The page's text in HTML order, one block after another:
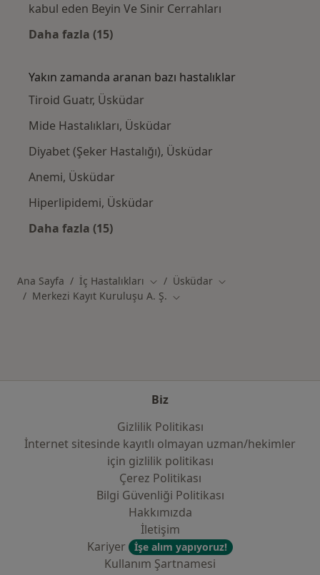
kabul eden Beyin Ve Sinir Cerrahları
Daha fazla (15)
Yakın zamanda aranan bazı hastalıklar
Tiroid Guatr, Üsküdar
Mide Hastalıkları, Üsküdar
Diyabet (Şeker Hastalığı), Üsküdar
Anemi, Üsküdar
Hiperlipidemi, Üsküdar
Daha fazla (15)
Ana Sayfa İç Hastalıkları Şehir değiştir
Üsküdar Şehir değiştir
Merkezi Kayıt Kuruluşu A. Ş. Şehir değiştir
Biz
Gizlilik Politikası
İnternet sitesinde kayıtlı olmayan uzman/hekimler
i̇çin gizlilik politikası
Çerez Politikası
Bilgi Güvenliği Politikası
Hakkımızda
İletişim
Kariyer
İşe alım yapıyoruz!
Kullanım Şartnamesi